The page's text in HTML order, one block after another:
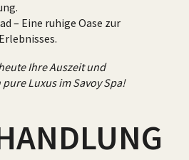
– Eine ruhige Oase zur
Ihre Auszeit und
Luxus im Savoy Spa!